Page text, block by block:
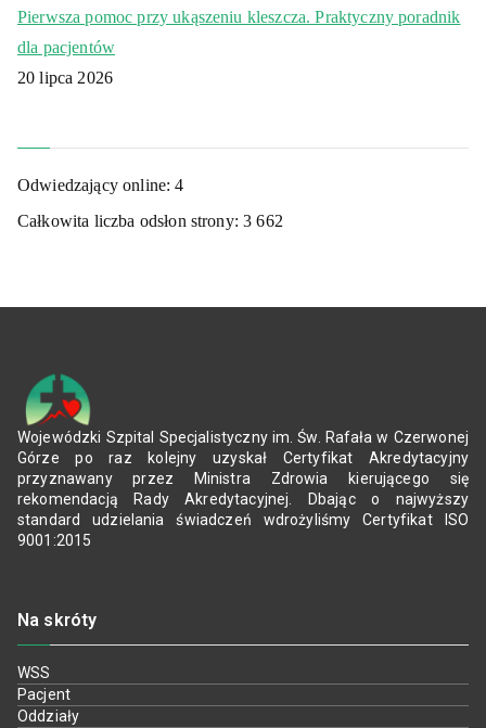
Pierwsza pomoc przy ukąszeniu kleszcza. Praktyczny poradnik
dla pacjentów
20 lipca 2026
Odwiedzający online:4
Całkowita liczba odsłon strony:3 662
Wojewódzki Szpital Specjalistyczny im. Św. Rafała w Czerwonej
Górze po raz kolejny uzyskał Certyfikat Akredytacyjny
przyznawany przez Ministra Zdrowia kierującego się
rekomendacją Rady Akredytacyjnej. Dbając o najwyższy
standard udzielania świadczeń wdrożyliśmy Certyfikat ISO
9001:2015
Na skróty
WSS
Pacjent
Oddziały